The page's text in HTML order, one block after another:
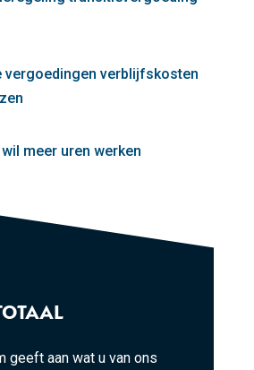
vergoedingen verblijfskosten
meer uren werken
geeft aan wat u van ons